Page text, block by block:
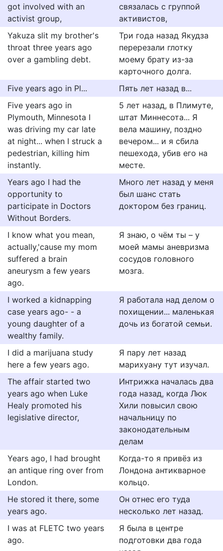
got involved with an
activist group,
связалась с группой
активистов,
Yakuza slit my brother's
throat three years ago
over a gambling debt.
Три года назад Якудза
перерезали глотку
моему брату из-за
карточного долга.
Five years ago in Pl...
Пять лет назад в...
Five years ago in
Plymouth, Minnesota I
was driving my car late
at night... when I struck a
pedestrian, killing him
instantly.
5 лет назад, в Плимуте,
штат Миннесота... Я
вела машину, поздно
вечером... и я сбила
пешехода, убив его на
месте.
Years ago I had the
opportunity to
participate in Doctors
Without Borders.
Много лет назад у меня
был шанс стать
доктором без границ.
I know what you mean,
actually,'cause my mom
suffered a brain
aneurysm a few years
ago.
Я знаю, о чём ты – у
моей мамы аневризма
сосудов головного
мозга.
I worked a kidnapping
case years ago- - a
young daughter of a
wealthy family.
Я работала над делом о
похищении... маленькая
дочь из богатой семьи.
I did a marijuana study
here a few years ago.
Я пару лет назад
марихуану тут изучал.
The affair started two
years ago when Luke
Healy promoted his
legislative director,
Интрижка началась два
года назад, когда Люк
Хили повысил свою
начальницу по
законодательным
делам
Years ago, I had brought
an antique ring over from
London.
Когда-то я привёз из
Лондона антикварное
кольцо.
He stored it there, some
years ago.
Он отнес его туда
несколько лет назад.
I was at FLETC two years
ago.
Я была в центре
подготовки два года